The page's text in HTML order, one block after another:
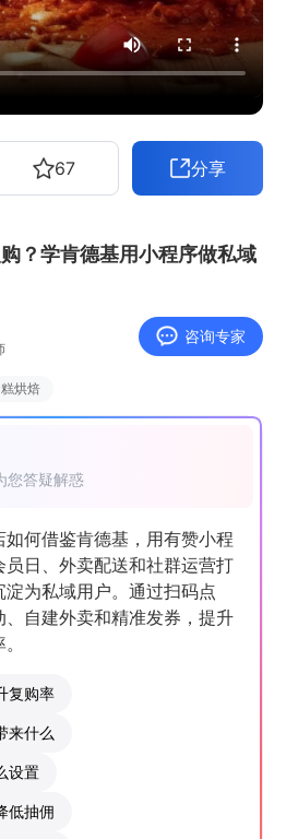
新零售内参
有赞商盟
67 分享
？学肯德基用小程序做私域
咨询专家
烘焙
您答疑解惑
何借鉴肯德基，用有赞小程
员日、外卖配送和社群运营打
为私域用户。通过扫码点
自建外卖和精准发券，提升
复购率
来什么
设置
低抽佣